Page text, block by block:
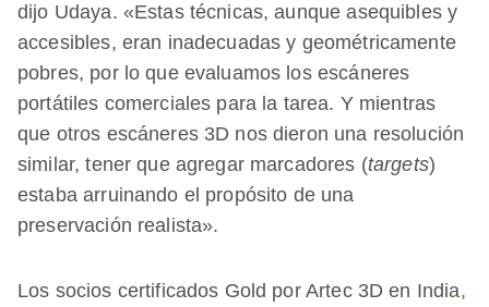
dijo Udaya. «Estas técnicas, aunque asequibles y
accesibles, eran inadecuadas y geométricamente
pobres, por lo que evaluamos los escáneres
portátiles comerciales para la tarea. Y mientras
que otros escáneres 3D nos dieron una resolución
similar, tener que agregar marcadores (targets)
estaba arruinando el propósito de una
preservación realista».
Los socios certificados Gold por Artec 3D en India,